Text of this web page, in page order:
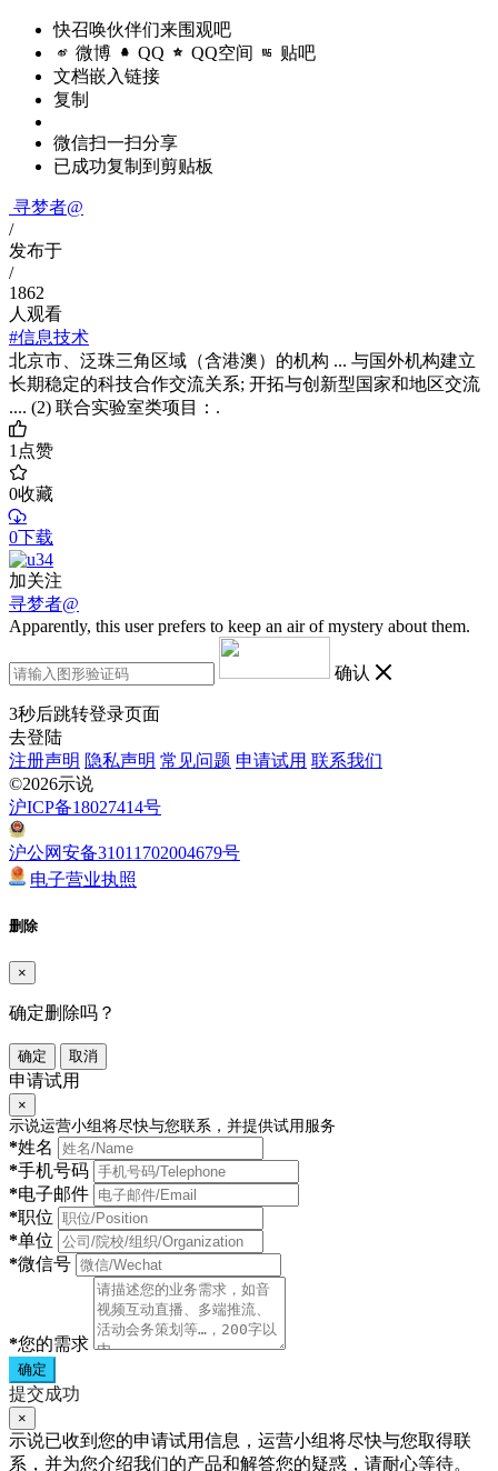
快召唤伙伴们来围观吧
微博 QQ QQ空间 贴吧
文档嵌入链接
复制
微信扫一扫分享
已成功复制到剪贴板
寻梦者@
/
发布于
/
1862
人观看
#信息技术
北京市、泛珠三角区域（含港澳）的机构 ... 与国外机构建立
长期稳定的科技合作交流关系; 开拓与创新型国家和地区交流
.... (2) 联合实验室类项目：.
1点赞
0收藏
0下载
加关注
寻梦者@
Apparently, this user prefers to keep an air of mystery about them.
确认
3秒后跳转登录页面
去登陆
注册声明 隐私声明 常见问题 申请试用 联系我们
©2026示说
沪ICP备18027414号
沪公网安备31011702004679号
电子营业执照
删除
×
确定删除吗？
确定 取消
申请试用
×
示说运营小组将尽快与您联系，并提供试用服务
*姓名
*手机号码
*电子邮件
*职位
*单位
*微信号
*您的需求
确定
提交成功
×
示说已收到您的申请试用信息，运营小组将尽快与您取得联
系，并为您介绍我们的产品和解答您的疑惑，请耐心等待。